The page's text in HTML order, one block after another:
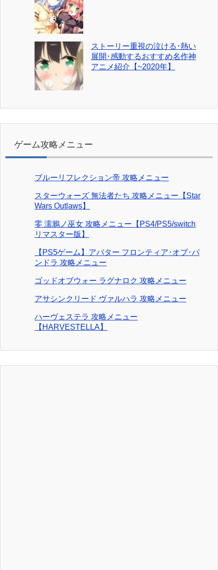
ストーリー重視の泣ける･熱い
展開･感動するおすすめ名作神
アニメ紹介【~2020年】
ゲーム攻略メニュー
ブルーリフレクション帝 攻略メニュー
スターウォーズ 無法者たち 攻略メニュー【Star
Wars Outlaws】
零 濡鴉ノ巫女 攻略メニュー【PS4/PS5/switch
リマスター版】
【PS5ゲーム】アバター フロンティア･オブ･パ
ンドラ 攻略メニュー
ゴッドオブウォー ラグナロク 攻略メニュー
アサシンクリード ヴァルハラ 攻略メニュー
ハーヴェステラ 攻略メニュー
【HARVESTELLA】